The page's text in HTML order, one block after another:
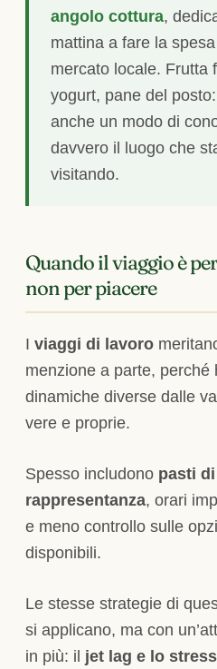
angolo cottura,
mattina a fare la
mercato locale. Frutta
yogurt, pane del
anche un modo di
davvero il luogo che
visitando.
Quando il viaggio è
non per piacere
I viaggi di lavoro
menzione a parte, perché
dinamiche diverse dalle
vere e proprie.
Spesso includono pasti di
rappresentanza, orari
e meno controllo sulle
disponibili.
Le stesse strategie di
si applicano, ma con
in più: il jet lag e lo stress